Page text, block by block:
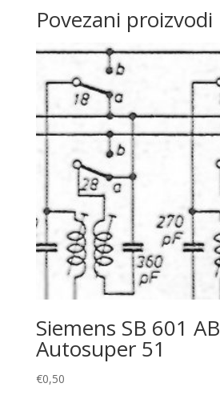
Povezani proizvodi
Siemens SB 601 AB
Autosuper 51
€0,50